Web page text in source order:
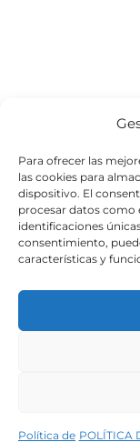
Para ofrecer las
las cookies para
dispositivo. El
procesar datos
identificaciones
consentimiento,
características y
Política de POLÍTICA